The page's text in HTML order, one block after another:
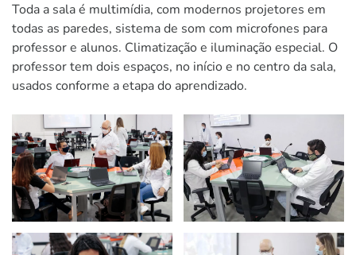
Toda a sala é multimídia, com modernos projetores em
todas as paredes, sistema de som com microfones para
professor e alunos. Climatização e iluminação especial. O
professor tem dois espaços, no início e no centro da sala,
usados conforme a etapa do aprendizado.